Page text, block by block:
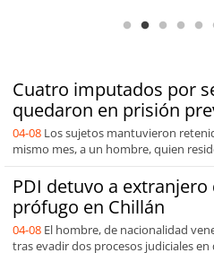
Cuatro imputados por
quedaron en prisión
04-08 Los sujetos mantuvieron
mismo mes, a un hombre, quien
PDI detuvo a
prófugo en Chillán
04-08 El hombre, de nacionalidad
tras evadir dos procesos judiciales